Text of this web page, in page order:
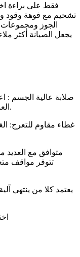
تشحيم مع فوهة وقود
الجوز
يجعل الصيانة أكثر
صلابة عالية الجسم :
العنصر للحصول على أفضل صلابة لنسبة الوزن.
غطاء مقاوم للتعرج:
تتوفر مواقف
*